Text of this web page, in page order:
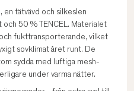
tätvävd och silkeslen
50 % TENCEL. Materialet
fukttransporterande, vilket
sovklimat året runt. De
sydda med luftiga mesh-
under varma nätter.